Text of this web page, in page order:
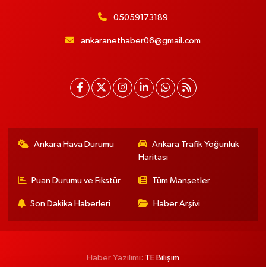
05059173189
ankaranethaber06@gmail.com
Ankara Hava Durumu
Ankara Trafik Yoğunluk
Haritası
Puan Durumu ve Fikstür Tüm Manşetler
Son Dakika Haberleri Haber Arşivi
Haber Yazılımı: TE Bilişim